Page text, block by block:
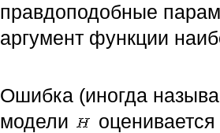
правдоподобные
аргумент функции
Ошибка (иногда
модели